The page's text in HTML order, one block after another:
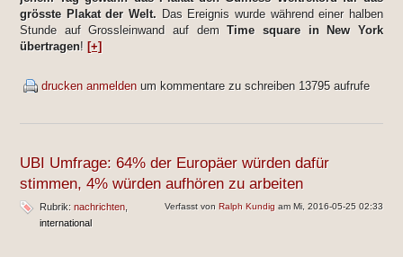
grösste Plakat der Welt. Das Ereignis wurde während einer halben
Stunde auf Grossleinwand auf demTime square in New York
übertragen! [+]
drucken anmeldenum kommentare zu schreiben 13795 aufrufe
UBI Umfrage: 64% der Europäer würden dafür
stimmen, 4% würden aufhören zu arbeiten
Verfasst vonRalph Kundig am Mi, 2016-05-25 02:33
Rubrik: nachrichten
international